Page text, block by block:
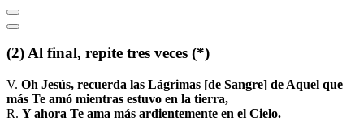
(2)Al final, repite tres veces (*)
V. Oh Jesús, recuerda las Lágrimas [de Sangre] de Aquel que
más Te amó mientras estuvo en la tierra,
R. Y ahora Te ama más ardientemente en el Cielo.